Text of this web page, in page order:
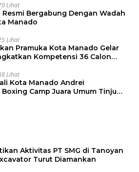
Lihat
Bergabung Dengan Wadah
Manado
Lihat
Pramuka Kota Manado Gelar
Kompetensi 36 Calon
Lihat
Kota Manado Andrei
Camp Juara Umum Tinju
Aktivitas PT SMG di Tanoyan
Turut Diamankan